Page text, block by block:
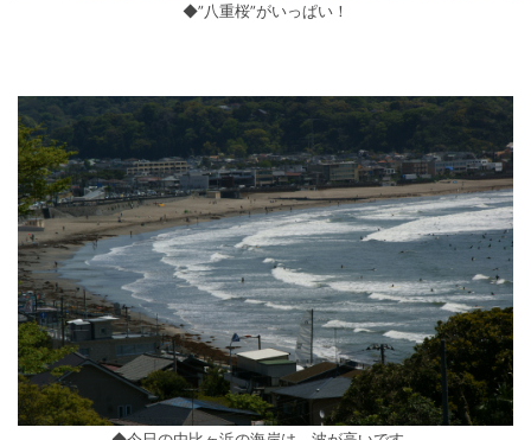
◆”八重桜”がいっぱい！